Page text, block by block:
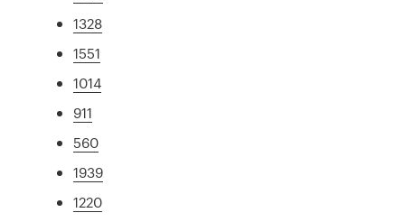
1328
1551
1014
911
560
1939
1220